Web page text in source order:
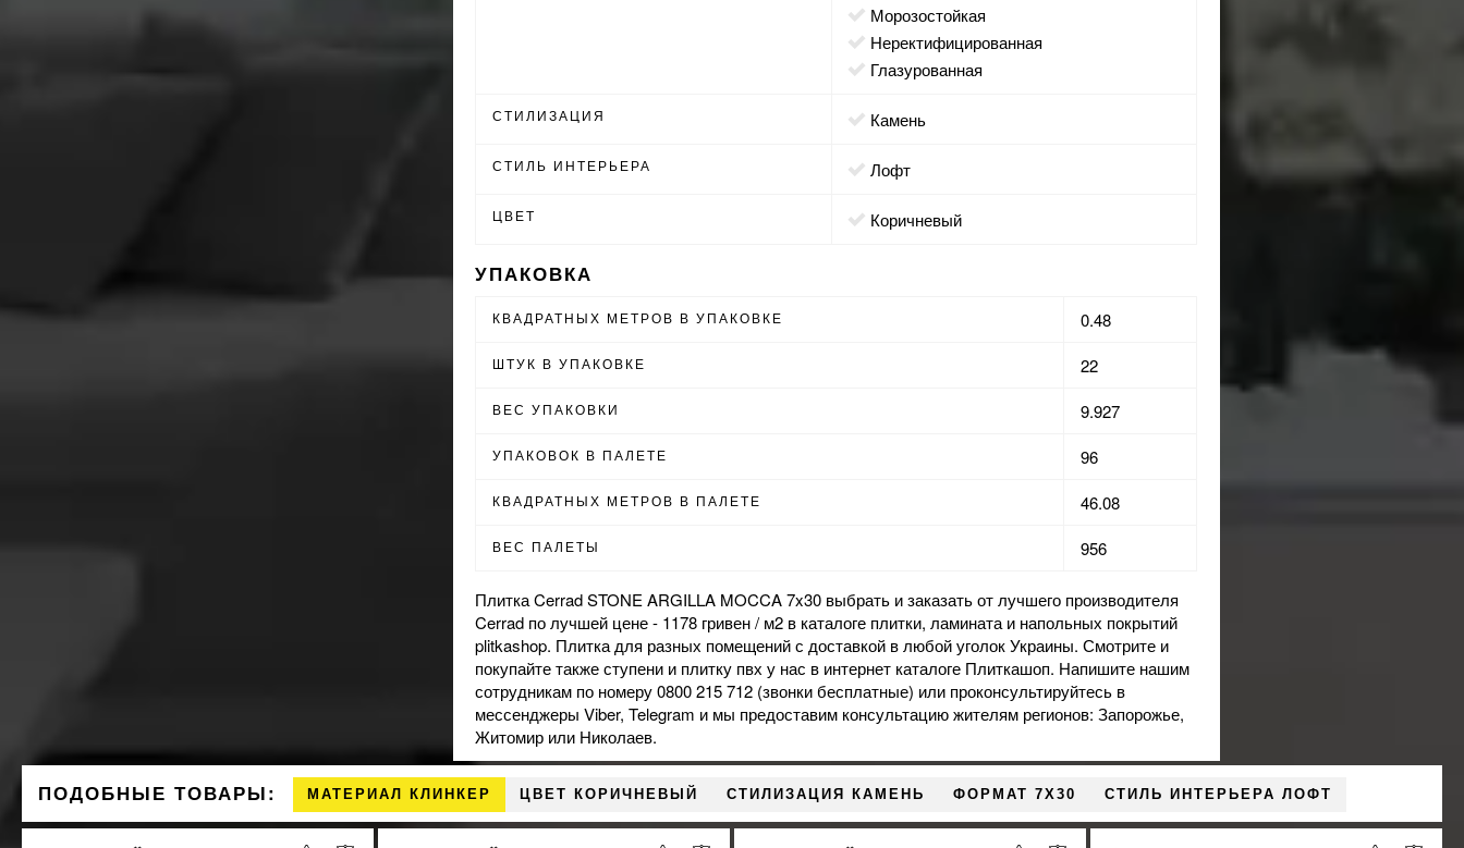
морозостойкая
неректифицированная
глазурованная
СТИЛИЗАЦИЯ камень
СТИЛЬ ИНТЕРЬЕРА лофт
ЦВЕТ коричневый
УПАКОВКА
КВАДРАТНЫХ МЕТРОВ В УПАКОВКЕ 0.48
ШТУК В УПАКОВКЕ 22
ВЕС УПАКОВКИ 9.927
УПАКОВОК В ПАЛЕТЕ 96
КВАДРАТНЫХ МЕТРОВ В ПАЛЕТЕ 46.08
ВЕС ПАЛЕТЫ 956
Плитка Cerrad STONE ARGILLA MOCCA 7x30 выбрать и заказать от лучшего производителя
Cerrad по лучшей цене - 1178 гривен / м2 в каталоге плитки, ламината и напольных покрытий
plitkashop. Плитка для разных помещений с доставкой в любой уголок Украины. Смотрите и
покупайте такжеступени и плитку пвх у нас в интернет каталоге Плиткашоп. Напишите нашим
сотрудникам по номеру 0800 215 712 (звонки бесплатные) или проконсультируйтесь в
мессенджеры Viber, Telegram и мы предоставим консультацию жителям регионов: Запорожье,
Житомир или Николаев.
ПОДОБНЫЕ ТОВАРЫ: МАТЕРИАЛ КЛИНКЕР ЦВЕТ КОРИЧНЕВЫЙ СТИЛИЗАЦИЯ КАМЕНЬ ФОРМАТ 7X30 СТИЛЬ ИНТЕРЬЕРА ЛОФТ